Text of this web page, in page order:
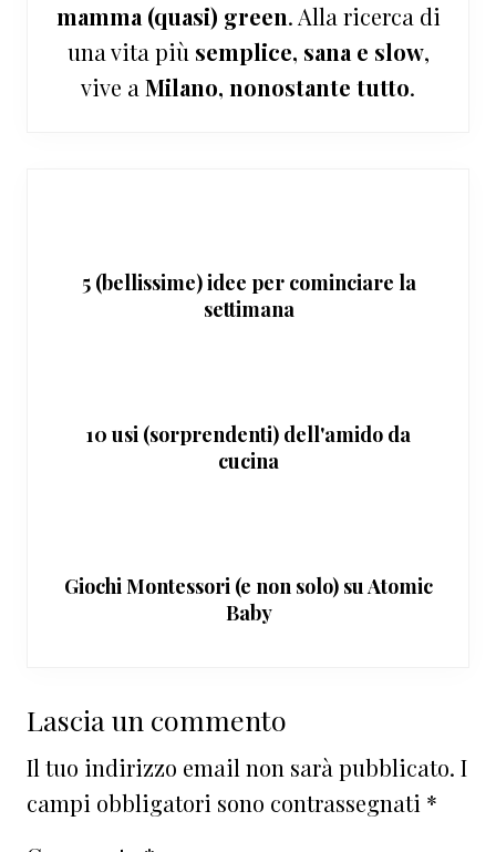
mamma (quasi) green. Alla ricerca di
una vita più semplice, sana e slow,
vive aMilano, nonostante tutto.
5 (bellissime) idee per cominciare la
settimana
10 usi (sorprendenti) dell'amido da
cucina
Giochi Montessori (e non solo) su Atomic
Baby
Interazioni
del
lettore
Lascia un commento
Il tuo indirizzo email non sarà pubblicato. I
campi obbligatori sono contrassegnati *